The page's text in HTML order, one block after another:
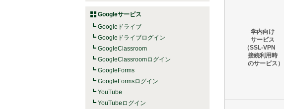
Googleサービス
Googleドライブ
Googleドライブログイン
GoogleClassroom
GoogleClassroomログイン
GoogleForms
GoogleFormsログイン
YouTube
YouTubeログイン
学内向け
サービス
（SSL-VPN
接続利用時
のサービス）